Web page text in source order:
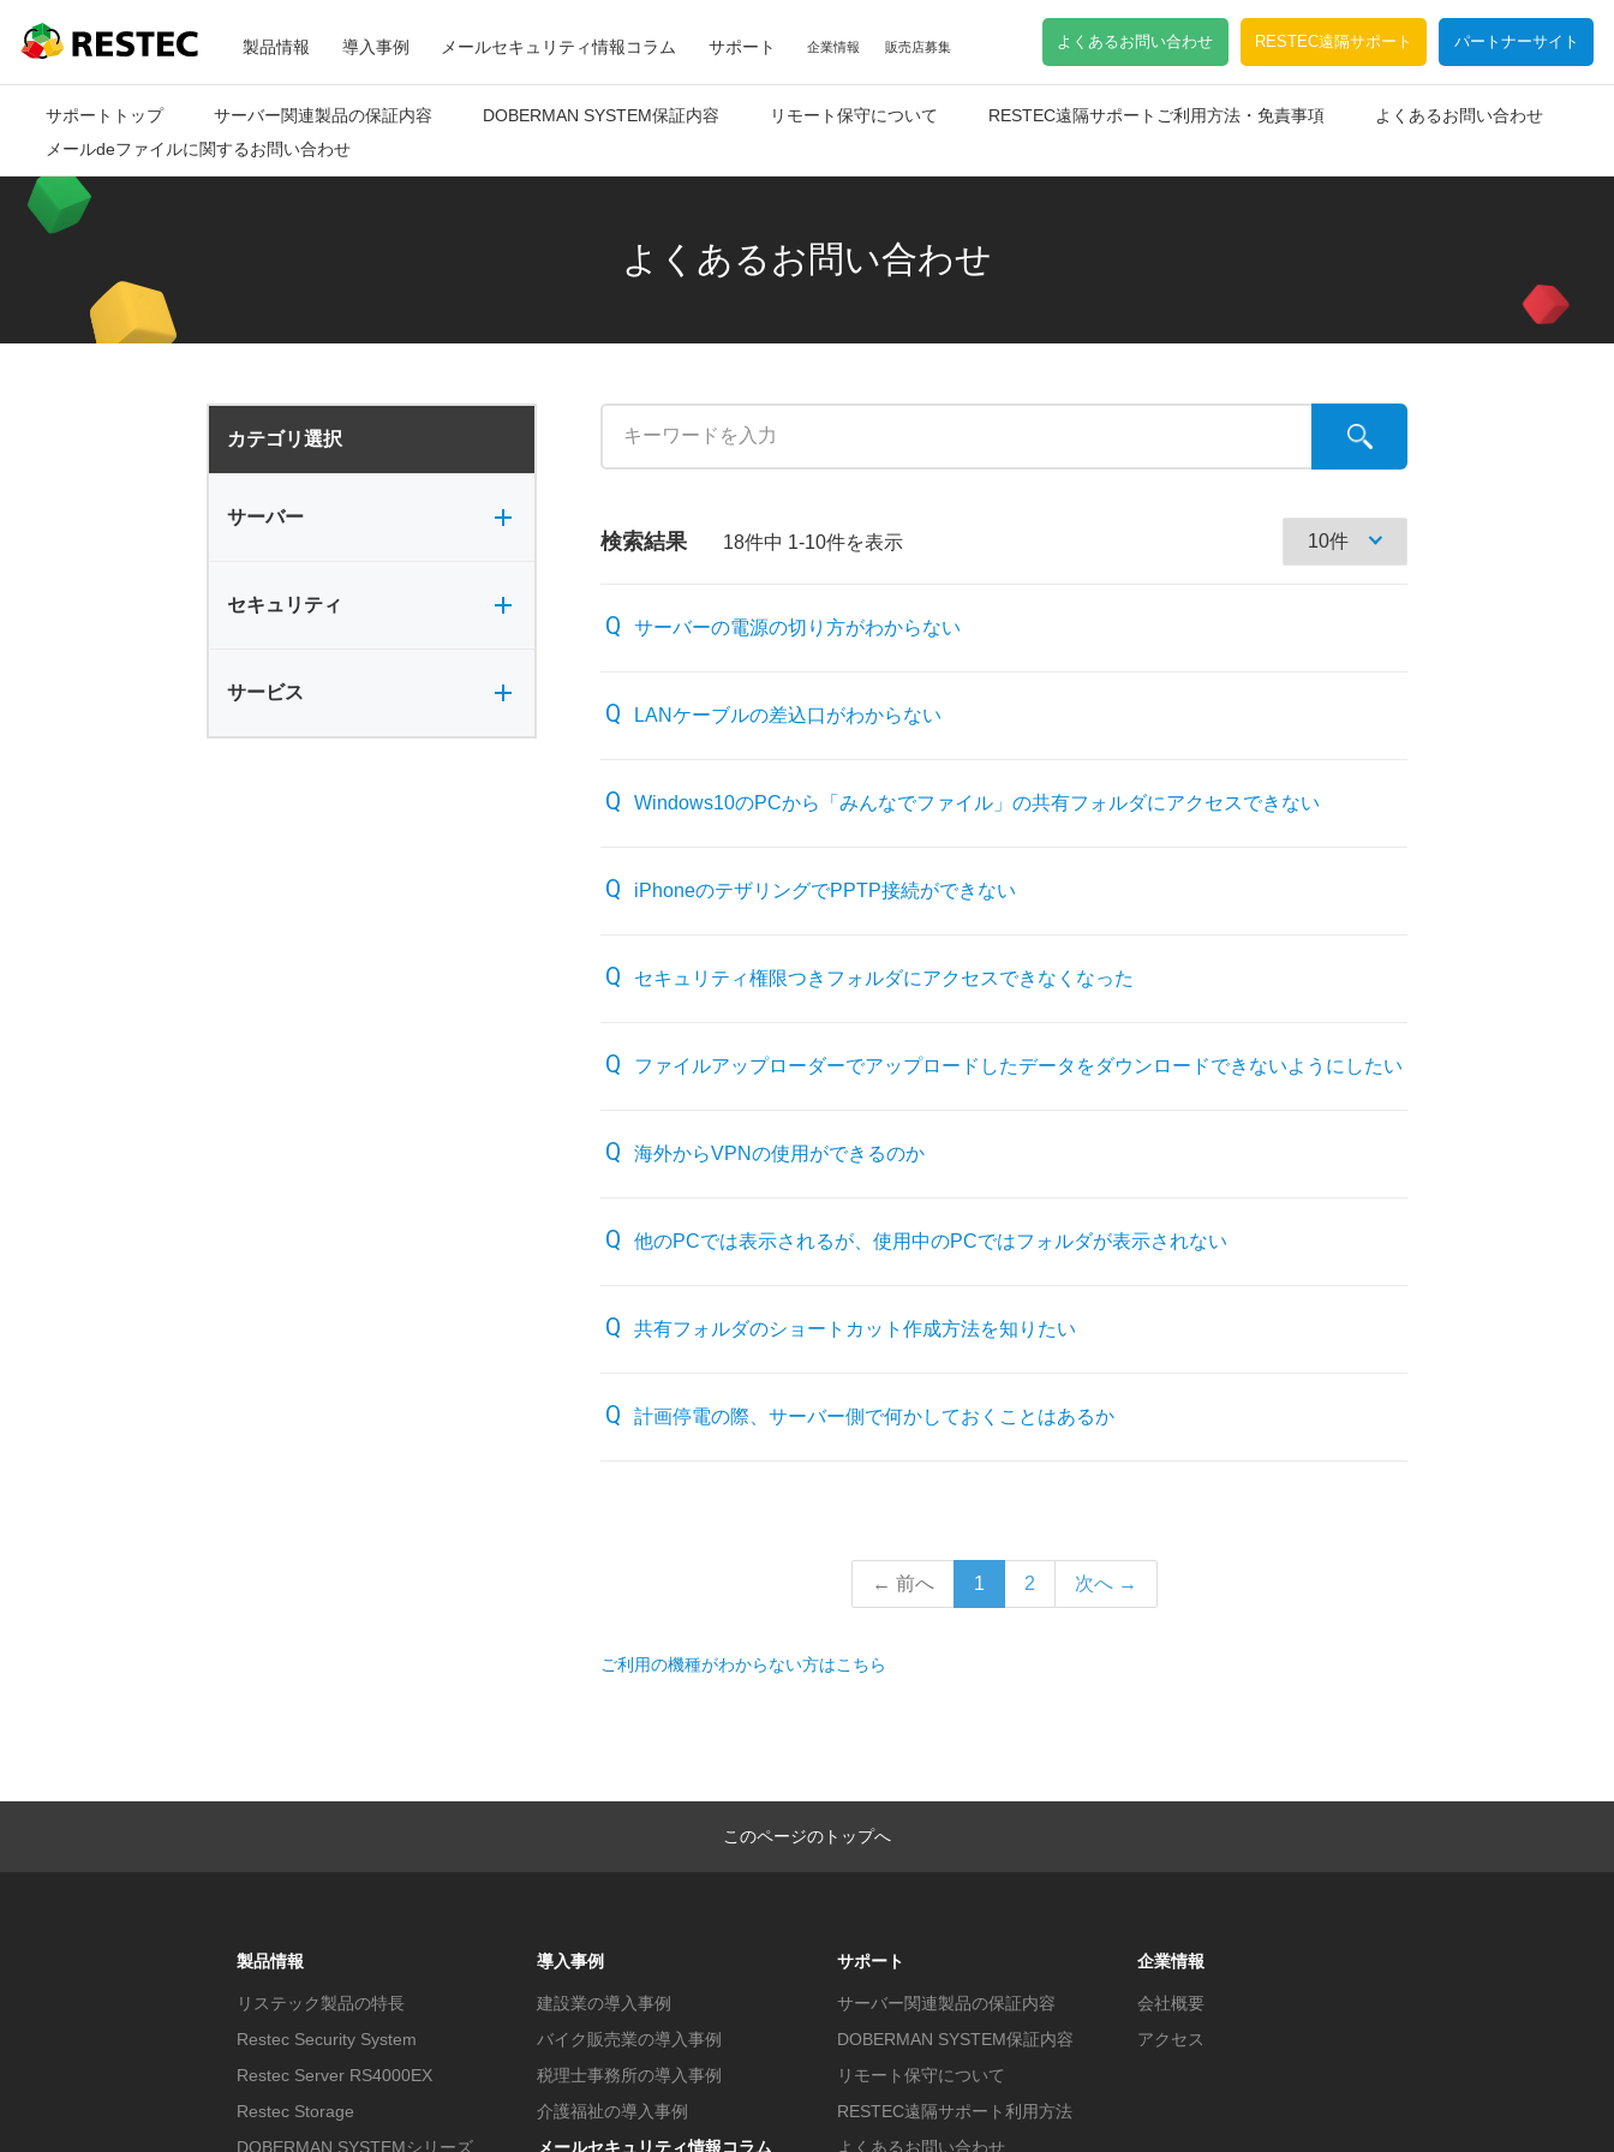
RESTEC
メ
ニ
製品情報 導入事例 メールセキュリティ情報コラム サポート 企業情報 販売店募集 よくあるお問い合わせ RESTEC遠隔サポート パートナーサイト
サポートトップ サーバー関連製品の保証内容 DOBERMAN SYSTEM保証内容 リモート保守について RESTEC遠隔サポートご利用方法・免責事項
よくあるお問い合わせ
メールdeファイルに関するお問い合わせ
よくあるお問い合わせ
カテゴリ選択
サーバー
共有フォルダ
バックアップ
サーバー全般
セキュリティ
セキュリティ全般
サービス
サービス全般
検索結果 18件中 1-10件を表示
サーバーの電源の切り方がわからない
LANケーブルの差込口がわからない
Windows10のPCから「みんなでファイル」の共有フォルダにアクセスできない
iPhoneのテザリングでPPTP接続ができない
セキュリティ権限つきフォルダにアクセスできなくなった
ファイルアップローダーでアップロードしたデータをダウンロードできないようにしたい
海外からVPNの使用ができるのか
他のPCでは表示されるが、使用中のPCではフォルダが表示されない
共有フォルダのショートカット作成方法を知りたい
計画停電の際、サーバー側で何かしておくことはあるか
← 前へ 1 2 次へ →
ご利用の機種がわからない方はこちら
このページのトップへ
製品情報
リステック製品の特長
Restec Security System
Restec Server RS4000EX
Restec Storage
DOBERMAN SYSTEMシリーズ
導入事例
建設業の導入事例
バイク販売業の導入事例
税理士事務所の導入事例
介護福祉の導入事例
メールセキュリティ情報コラム
サポート
サーバー関連製品の保証内容
DOBERMAN SYSTEM保証内容
リモート保守について
RESTEC遠隔サポート利用方法
よくあるお問い合わせ
企業情報
会社概要
アクセス